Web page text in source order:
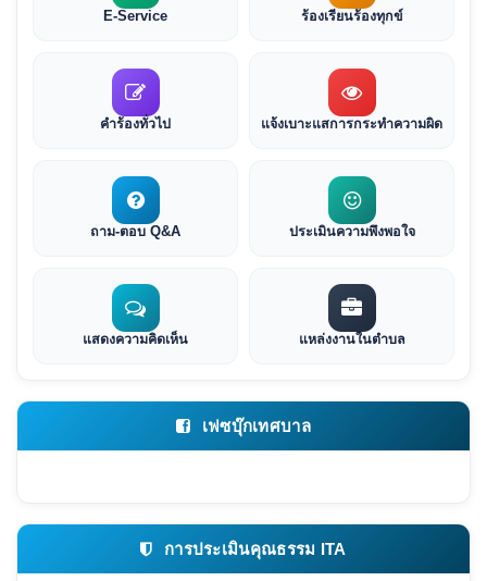
E-Service ร้องเรียนร้องทุกข์
คำร้องทั่วไป แจ้งเบาะแสการกระทำความผิด
ถาม-ตอบ Q&A ประเมินความพึงพอใจ
แสดงความคิดเห็น แหล่งงานในตำบล
เฟซบุ๊กเทศบาล
การประเมินคุณธรรม ITA